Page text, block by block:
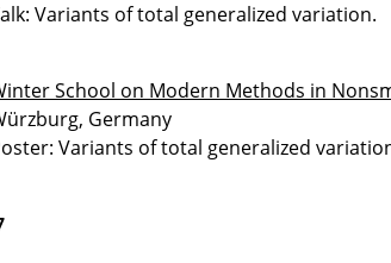
Variants of total generalized variation.
School on Modern Methods in
Germany
Variants of total generalized